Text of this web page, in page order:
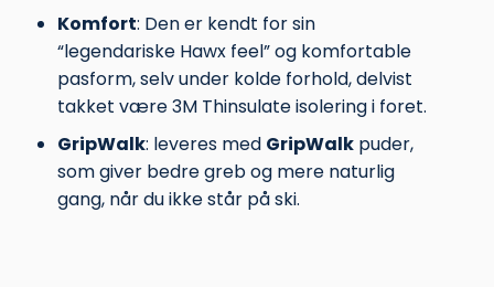
Komfort: Den er kendt for sin
“legendariske Hawx feel” og komfortable
pasform, selv under kolde forhold, delvist
takket være 3M Thinsulate isolering i foret.
GripWalk: leveres med GripWalkpuder,
som giver bedre greb og mere naturlig
gang, når du ikke står på ski.